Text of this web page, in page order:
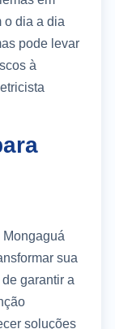
o dia a dia
pode levar
à
sua
garantir a
soluções